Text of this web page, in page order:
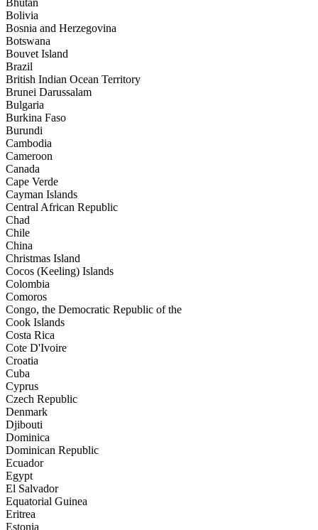
Bolivia
Bosnia and Herzegovina
Botswana
Bouvet Island
Brazil
British Indian Ocean Territory
Brunei Darussalam
Bulgaria
Burkina Faso
Burundi
Cambodia
Cameroon
Canada
Cape Verde
Cayman Islands
Central African Republic
Chad
Chile
China
Christmas Island
Cocos (Keeling) Islands
Colombia
Comoros
Congo, the Democratic Republic of the
Cook Islands
Costa Rica
Cote D'Ivoire
Croatia
Cuba
Cyprus
Czech Republic
Denmark
Djibouti
Dominica
Dominican Republic
Ecuador
Egypt
El Salvador
Equatorial Guinea
Eritrea
Estonia